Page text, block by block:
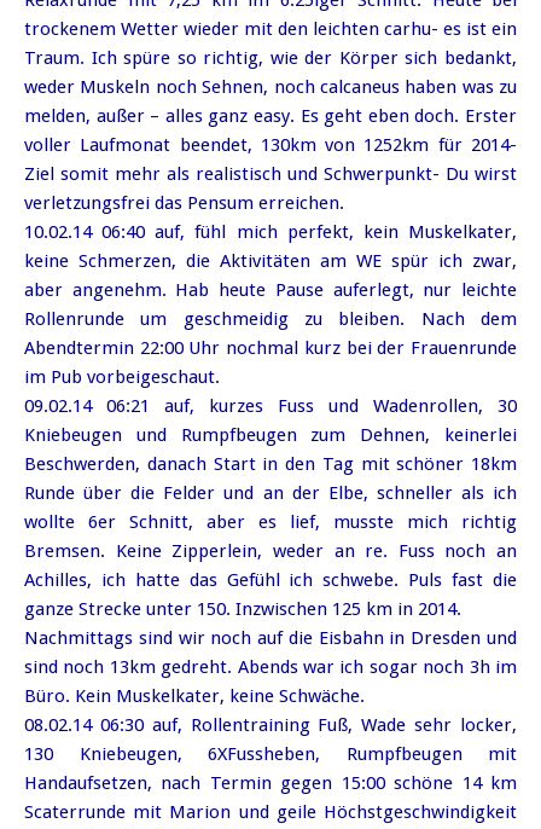
trockenem Wetter wieder mit den leichten carhu- es ist ein
Traum. Ich spüre so richtig, wie der Körper sich bedankt,
weder Muskeln noch Sehnen, noch calcaneus haben was zu
melden, außer – alles ganz easy. Es geht eben doch. Erster
voller Laufmonat beendet, 130km von 1252km für 2014-
Ziel somit mehr als realistisch und Schwerpunkt- Du wirst
verletzungsfrei das Pensum erreichen.
10.02.14 06:40 auf, fühl mich perfekt, kein Muskelkater,
keine Schmerzen, die Aktivitäten am WE spür ich zwar,
aber angenehm. Hab heute Pause auferlegt, nur leichte
Rollenrunde um geschmeidig zu bleiben. Nach dem
Abendtermin 22:00 Uhr nochmal kurz bei der Frauenrunde
im Pub vorbeigeschaut.
09.02.14 06:21 auf, kurzes Fuss und Wadenrollen, 30
Kniebeugen und Rumpfbeugen zum Dehnen, keinerlei
Beschwerden, danach Start in den Tag mit schöner 18km
Runde über die Felder und an der Elbe, schneller als ich
wollte 6er Schnitt, aber es lief, musste mich richtig
Bremsen. Keine Zipperlein, weder an re. Fuss noch an
Achilles, ich hatte das Gefühl ich schwebe. Puls fast die
ganze Strecke unter 150. Inzwischen 125 km in 2014.
Nachmittags sind wir noch auf die Eisbahn in Dresden und
sind noch 13km gedreht. Abends war ich sogar noch 3h im
Büro. Kein Muskelkater, keine Schwäche.
08.02.14 06:30 auf, Rollentraining Fuß, Wade sehr locker,
130 Kniebeugen, 6XFussheben, Rumpfbeugen mit
Handaufsetzen, nach Termin gegen 15:00 schöne 14 km
Scaterrunde mit Marion und geile Höchstgeschwindigkeit